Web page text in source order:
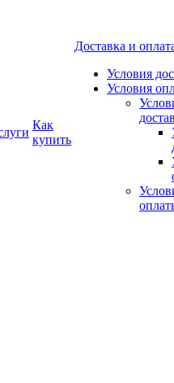
Как
купить
Доставка и
Условия
Условия